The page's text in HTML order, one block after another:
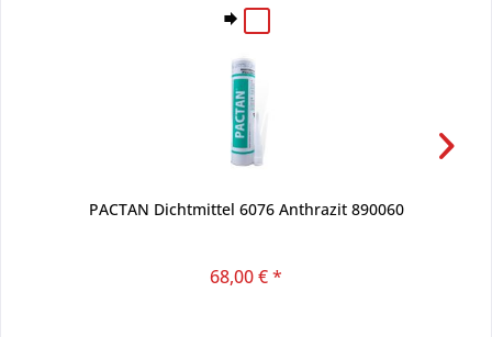
PACTAN Dichtmittel 6076 Anthrazit 890060
68,00 € *